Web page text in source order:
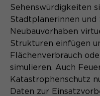
Sehenswürdigkeiten
Stadtplanerinnen
Neubauvorhaben
Strukturen einfügen
Flächenverbrauch
simulieren. Auch
Katastrophenschutz
Daten zur